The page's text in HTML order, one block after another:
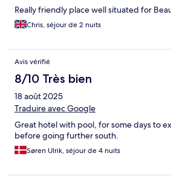
Really friendly place well situated for
Chris, séjour de 2 nuits
Avis vérifié
8/10 Très bien
18 août 2025
Traduire avec Google
Great hotel with pool, for some days to
before going further south.
Søren Ulrik, séjour de 4 nuits